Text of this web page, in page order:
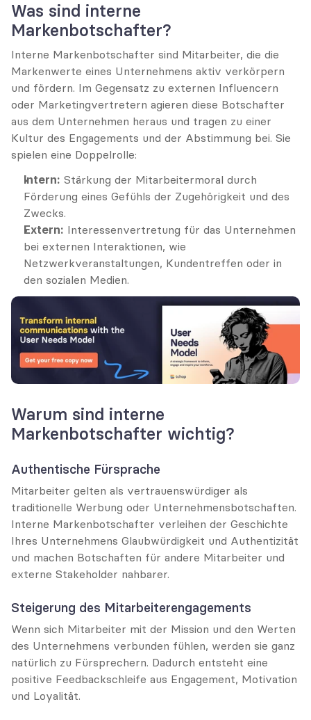
Was sind interne
Markenbotschafter?
Interne Markenbotschafter sind Mitarbeiter, die die
Markenwerte eines Unternehmens aktiv verkörpern
und fördern. Im Gegensatz zu externen Influencern
oder Marketingvertretern agieren diese Botschafter
aus dem Unternehmen heraus und tragen zu einer
Kultur des Engagements und der Abstimmung bei. Sie
spielen eine Doppelrolle:
Intern: Stärkung der Mitarbeitermoral durch
Förderung eines Gefühls der Zugehörigkeit und des
Zwecks.
Extern: Interessenvertretung für das Unternehmen
bei externen Interaktionen, wie
Netzwerkveranstaltungen, Kundentreffen oder in
den sozialen Medien.
Warum sind interne
Markenbotschafter wichtig?
Authentische Fürsprache
Mitarbeiter gelten als vertrauenswürdiger als
traditionelle Werbung oder Unternehmensbotschaften.
Interne Markenbotschafter verleihen der Geschichte
Ihres Unternehmens Glaubwürdigkeit und Authentizität
und machen Botschaften für andere Mitarbeiter und
externe Stakeholder nahbarer.
Steigerung des Mitarbeiterengagements
Wenn sich Mitarbeiter mit der Mission und den Werten
des Unternehmens verbunden fühlen, werden sie ganz
natürlich zu Fürsprechern. Dadurch entsteht eine
positive Feedbackschleife aus Engagement, Motivation
und Loyalität.